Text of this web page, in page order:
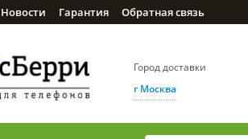
Новости Гарантия Обратная связь
Город доставки
г Москва